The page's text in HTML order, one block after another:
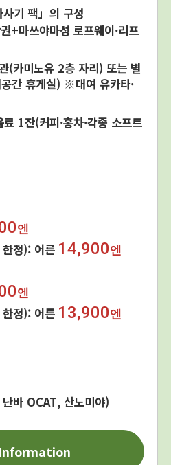
사기 팩」의 구성
+마쓰야마성 로프웨이·리프
(카미노유 2층 자리) 또는 별
간 휴게실) ※대여 유카타·
1잔(커피·홍차·각종 소프트
엔
정): 어른 14,900엔
엔
정): 어른 13,900엔
바 OCAT, 산노미야)